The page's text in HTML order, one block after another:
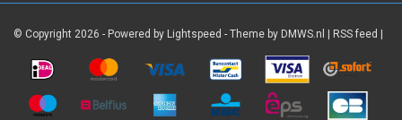
© Copyright 2026 - Powered by Lightspeed - Theme by DMWS.nl RSS feed